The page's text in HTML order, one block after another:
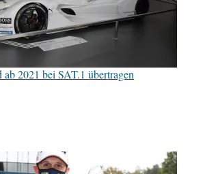
2021 bei SAT.1 übertragen